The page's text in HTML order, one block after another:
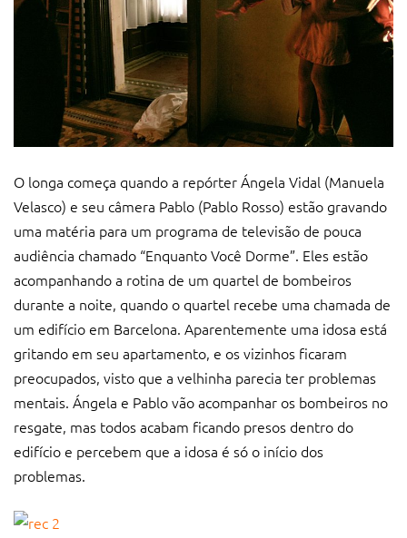
O longa começa quando a repórter Ángela Vidal (Manuela
Velasco) e seu câmera Pablo (Pablo Rosso) estão gravando
uma matéria para um programa de televisão de pouca
audiência chamado “Enquanto Você Dorme”. Eles estão
acompanhando a rotina de um quartel de bombeiros
durante a noite, quando o quartel recebe uma chamada de
um edifício em Barcelona. Aparentemente uma idosa está
gritando em seu apartamento, e os vizinhos ficaram
preocupados, visto que a velhinha parecia ter problemas
mentais. Ángela e Pablo vão acompanhar os bombeiros no
resgate, mas todos acabam ficando presos dentro do
edifício e percebem que a idosa é só o início dos
problemas.